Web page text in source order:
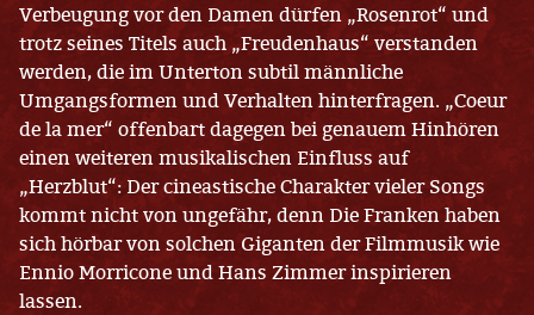
Verbeugung vor den Damen dürfen „Rosenrot“ und
trotz seines Titels auch „Freudenhaus“ verstanden
werden, die im Unterton subtil männliche
Umgangsformen und Verhalten hinterfragen. „Coeur
de la mer“ offenbart dagegen bei genauem Hinhören
einen weiteren musikalischen Einfluss auf
„Herzblut“: Der cineastische Charakter vieler Songs
kommt nicht von ungefähr, denn Die Franken haben
sich hörbar von solchen Giganten der Filmmusik wie
Ennio Morricone und Hans Zimmer inspirieren
lassen.